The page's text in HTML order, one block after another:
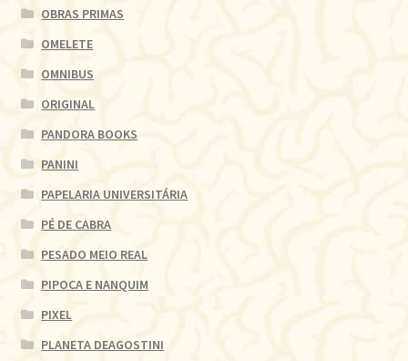
OBRAS PRIMAS
OMELETE
OMNIBUS
ORIGINAL
PANDORA BOOKS
PANINI
PAPELARIA UNIVERSITÁRIA
PÉ DE CABRA
PESADO MEIO REAL
PIPOCA E NANQUIM
PIXEL
PLANETA DEAGOSTINI